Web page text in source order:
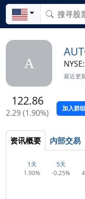
A
最近更
122.86
2.29 (1.90%) 加入群组
资讯概要 内部交易
1天
1.90%
5天
-0.25%